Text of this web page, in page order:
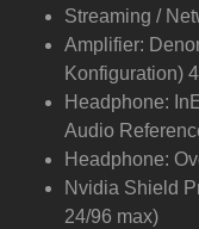
Streaming /
Amplifier:
Konfiguration)
Headphone:
Audio
Headphone:
Nvidia Shield
24/96 max)